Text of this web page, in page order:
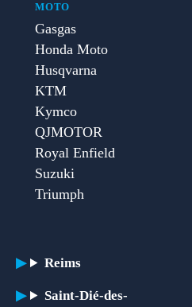
MOTO
Gasgas
Honda Moto
Husqvarna
KTM
Kymco
QJMOTOR
Royal Enfield
Suzuki
Triumph
Reims
Saint-Dié-des-